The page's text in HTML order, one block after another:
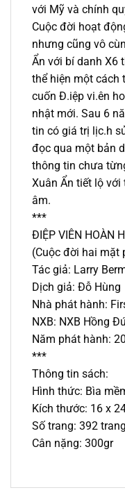
với Mỹ và chính
Cuộc đời hoạt
nhưng cũng vô
Ẩn với bí danh X6
thể hiện một cách
cuốn Đ.iệp vi.ên
nhật mới. Sau 6
tin có giá trị lịc.h
đọc qua một bản
thông tin chưa
Xuân Ẩn tiết lộ với
âm.
***
ĐIỆP VIÊN HOÀN
(Cuộc đời hai mặt
Tác giả: Larry
Dịch giả: Đỗ Hùng
Nhà phát hành:
NXB: NXB Hồng
Năm phát hành:
***
Thông tin sách:
Hình thức: Bìa
Kích thước: 16 x
Số trang: 392 trang
Cân nặng: 300gr